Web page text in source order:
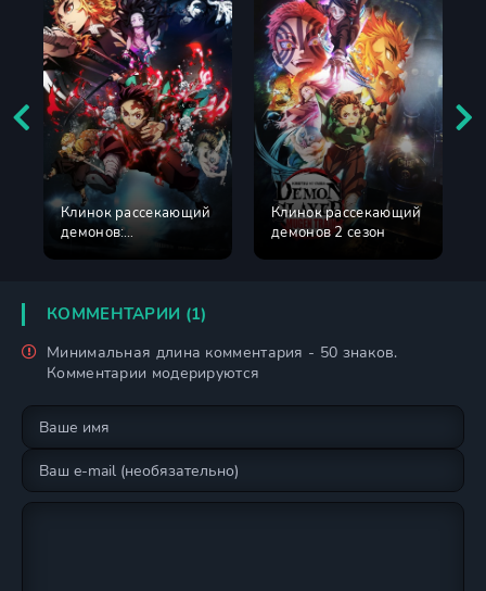
Клинок рассекающий
демонов:
Клинок рассекающий
демонов 2 сезон
КОММЕНТАРИИ (1)
Минимальная длина комментария - 50 знаков.
Комментарии модерируются